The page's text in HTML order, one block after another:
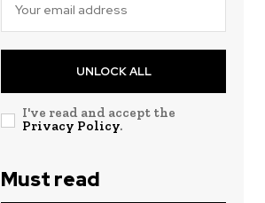
UNLOCK ALL
I've read and accept the
Privacy Policy.
Must read